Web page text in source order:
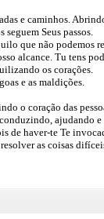
e caminhos.
Seus passos.
que não podemos
alcance. Tu tens
os corações.
e as maldições.
o coração das
ajudando
de haver-te Te
as coisas